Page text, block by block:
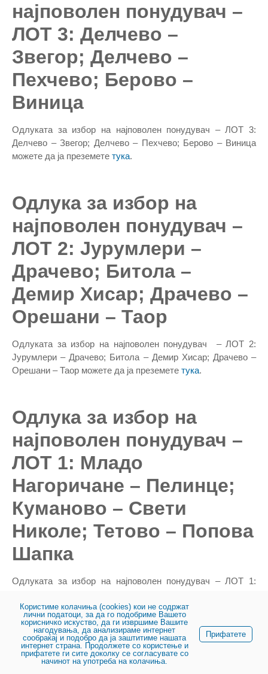
најповолен понудувач –
ЛОТ 3: Делчево –
Звегор; Делчево –
Пехчево; Берово –
Виница
Одлуката за избор на најповолен понудувач – ЛОТ 3:
Делчево – Звегор; Делчево – Пехчево; Берово – Виница
можете да ја преземете тука.
Одлука за избор на
најповолен понудувач –
ЛОТ 2: Јурумлери –
Драчево; Битола –
Демир Хисар; Драчево –
Орешани – Таор
Одлуката за избор на најповолен понудувач – ЛОТ 2:
Јурумлери – Драчево; Битола – Демир Хисар; Драчево –
Орешани – Таор можете да ја преземете тука.
Одлука за избор на
најповолен понудувач –
ЛОТ 1: Младо
Нагоричане – Пелинце;
Куманово – Свети
Николе; Тетово – Попова
Шапка
Одлуката за избор на најповолен понудувач – ЛОТ 1:
Тетово – Попова Шапка може да ја преземете
© 2023, Јавно претпријатие за државни патишта
Користиме колачиња (cookies) кои не содржат
лични податоци, за да го подобриме Вашето
корисничко искуство, да ги извршиме Вашите
нагодувања, да анализираме интернет
сообраќај и подобро да ја заштитиме нашата
интернет страна. Продолжете со користење и
прифатете ги сите доколку се согласувате со
начинот на употреба на колачиња.
Прифатете